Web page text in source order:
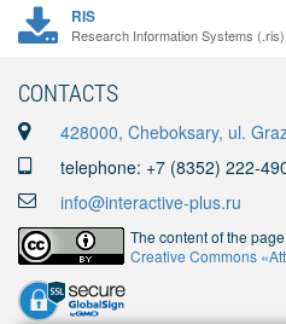
RIS
Research Information Systems (.ris)
CONTACTS
428000, Cheboksary, ul.
telephone: +7 (8352) 222-
info@interactive-plus.ru
The content of the
Creative Commons